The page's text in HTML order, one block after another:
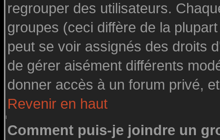
regrouper des utilisateurs.
groupes (ceci diffère de la
peut se voir assignés des droits
de gérer aisément différents
donner accès à un forum privé,
Revenir en haut
Comment puis-je joindre un